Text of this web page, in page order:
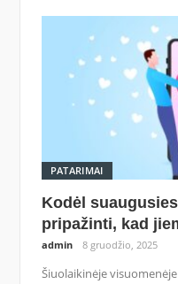
PATARIMAI
Kodėl
pripažinti, kad
admin 8 gruodžio, 2025
Šiuolaikinėje